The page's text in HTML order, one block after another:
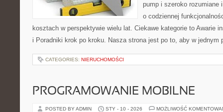
pump i szeroko rozumiane
o codziennej
kosztach w perspektywie wielu lat. Ciekawe kategorie to Awarie
i Poradniki krok po kroku. Nasza strona jest po to, aby w
CATEGORIES: NIERUCHOMOŚCI
PROGRAMOWANIE MOBILNE
POSTED BY ADMIN STY - 10 - 2026 MOŻLIWOŚĆ